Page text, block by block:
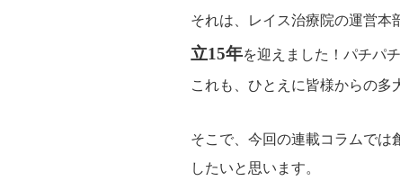
それは、レイス治療院の運営本
立15年を迎えました！パチパ
これも、ひとえに皆様からの多
そこで、今回の連載コラムでは
したいと思います。